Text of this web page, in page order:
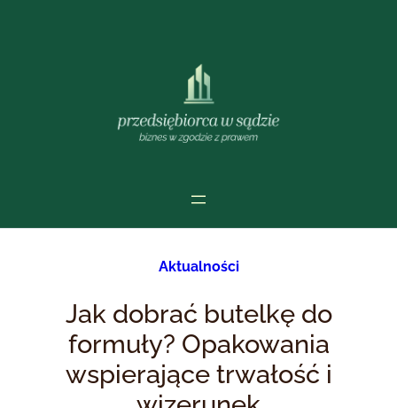
Aktualności
Jak dobrać butelkę do
formuły? Opakowania
wspierające trwałość i